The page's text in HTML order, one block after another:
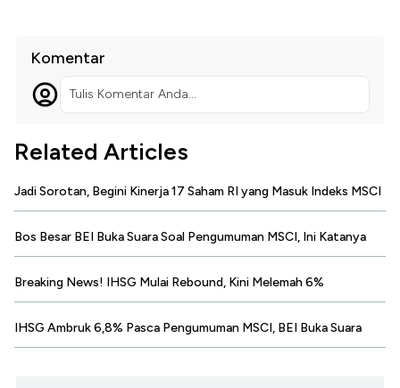
Komentar
Tulis Komentar Anda...
Related Articles
Jadi Sorotan, Begini Kinerja 17 Saham RI yang Masuk Indeks MSCI
Bos Besar BEI Buka Suara Soal Pengumuman MSCI, Ini Katanya
Breaking News! IHSG Mulai Rebound, Kini Melemah 6%
IHSG Ambruk 6,8% Pasca Pengumuman MSCI, BEI Buka Suara